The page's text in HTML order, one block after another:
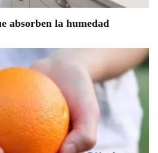
absorben la humedad